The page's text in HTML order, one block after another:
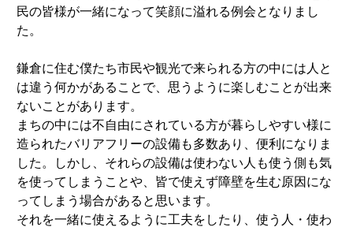
民の皆様が一緒になって笑顔に溢れる例会となりまし
た。
鎌倉に住む僕たち市民や観光で来られる方の中には人と
は違う何かがあることで、思うように楽しむことが出来
ないことがあります。
まちの中には不自由にされている方が暮らしやすい様に
造られたバリアフリーの設備も多数あり、便利になりま
した。しかし、それらの設備は使わない人も使う側も気
を使ってしまうことや、皆で使えず障壁を生む原因にな
ってしまう場合があると思います。
それを一緒に使えるように工夫をしたり、使う人・使わ